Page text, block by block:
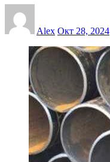
Alex Окт 28, 2024